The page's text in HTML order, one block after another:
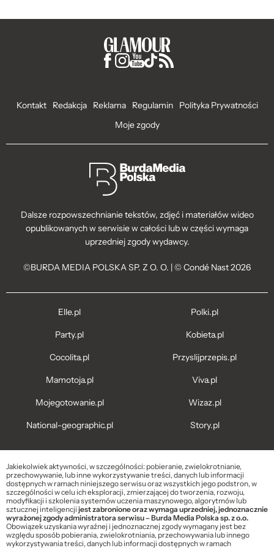
Kontakt Redakcja Reklama Regulamin
Polityka Prywatności
Moje zgody
Dalsze rozpowszechnianie tekstów, zdjęć i materiałów wideo
opublikowanych w serwisie w całości lub w części wymaga
uprzedniej zgody wydawcy.
©BURDA MEDIA POLSKA SP. Z O. O. | © Condé Nast 2026
Elle.pl
Party.pl
Cocolita.pl
Mamotoja.pl
Mojegotowanie.pl
National-geographic.pl
Polki.pl
Kobieta.pl
Przyslijprzepis.pl
Viva.pl
Wizaz.pl
Story.pl
Jakiekolwiek aktywności, w szczególności: pobieranie, zwielokrotnianie,
przechowywanie, lub inne wykorzystywanie treści, danych lub informacji
dostępnych w ramach niniejszego serwisu oraz wszystkich jego podstron, w
szczególności w celu ich eksploracji, zmierzającej do tworzenia, rozwoju,
modyfikacji i szkolenia systemów uczenia maszynowego, algorytmów lub
sztucznej inteligencjijest zabronione oraz wymaga uprzedniej, jednoznacznie
wyrażonej zgody administratora serwisu – Burda Media Polska sp. z o.o.
Obowiązek uzyskania wyraźnej i jednoznacznej zgody wymagany jest bez
względu sposób pobierania, zwielokrotniania, przechowywania lub innego
wykorzystywania treści, danych lub informacji dostępnych w ramach